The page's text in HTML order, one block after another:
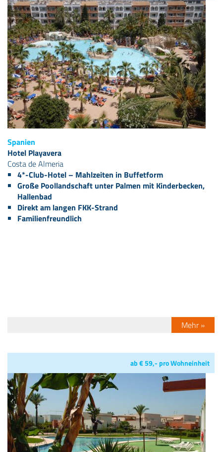
Spanien
Hotel Playavera
Costa de Almeria
4*-Club-Hotel – Mahlzeiten in Buffetform
Große Poollandschaft unter Palmen mit Kinderbecken,
Hallenbad
Direkt am langen FKK-Strand
Familienfreundlich
Mehr »
ab € 59,- pro Wohneinheit